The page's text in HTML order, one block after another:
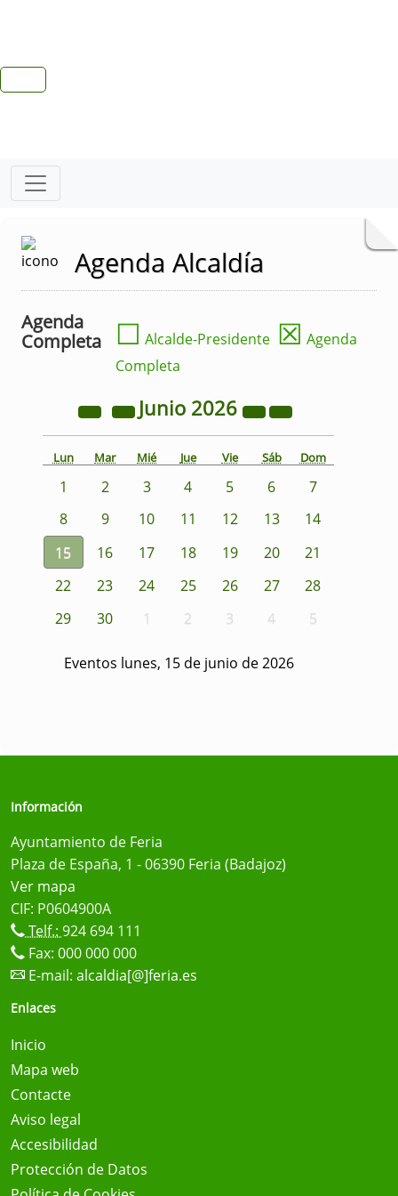
Agenda Alcaldía
Agenda
Completa
☐ Alcalde-Presidente ☒ Agenda
Completa
Junio 2026
Lun Mar Mié Jue Vie Sáb Dom
1 2 3 4 5 6
7
8
9 10 11 12 13
14
15
16 17 18 19 20
21
22
23 24 25 26 27
28
29
30 1 2 3 4 5
Eventos lunes, 15 de junio de 2026
Información
Ayuntamiento de Feria
Plaza de España, 1 - 06390 Feria (Badajoz)
Ver mapa
CIF: P0604900A
Telf.: 924 694 111
Fax: 000 000 000
E-mail: alcaldia[@]feria.es
Enlaces
Inicio
Mapa web
Contacte
Aviso legal
Accesibilidad
Protección de Datos